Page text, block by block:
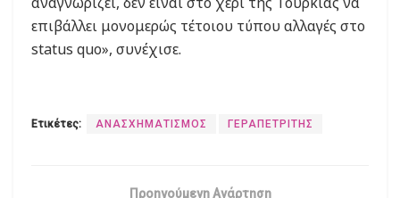
επιβάλλει μονομερώς τέτοιου τύπου αλλαγές στο
status quo», συνέχισε.
Ετικέτες: ΑΝΑΣΧΗΜΑΤΙΣΜΟΣ ΓΕΡΑΠΕΤΡΙΤΗΣ
Προηγούμενη Ανάρτηση